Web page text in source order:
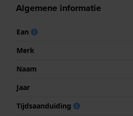
Algemene informatie
Ean
Merk
Naam
Jaar
Tijdsaanduiding